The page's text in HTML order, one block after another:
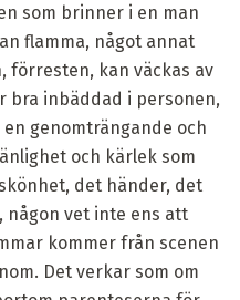
som brinner i en man
flamma, något annat
förresten, kan väckas av
bra inbäddad i personen,
genomträngande och
och kärlek som
det händer, det
någon vet inte ens att
kommer från scenen
Det verkar som om